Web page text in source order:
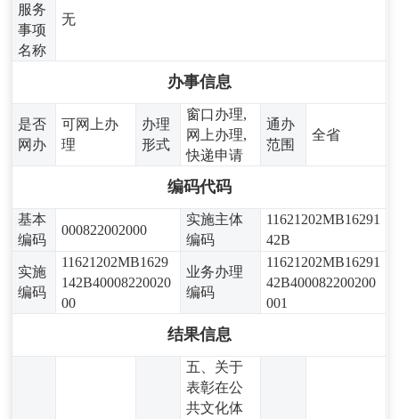
服务
事项
名称
无
办事信息
是否
网办
可网上办
理
办理
形式
窗口办理,
网上办理,
快递申请
通办
范围
全省
编码代码
基本
编码
000822002000
实施主体
编码
11621202MB16291
42B
实施
编码
11621202MB1629
142B40008220020
00
业务办理
编码
11621202MB16291
42B400082200200
001
结果信息
五、关于
表彰在公
共文化体